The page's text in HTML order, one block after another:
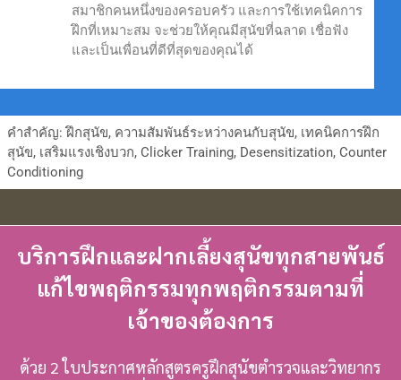
สมาชิกคนหนึ่งของครอบครัว และการใช้เทคนิคการ
ฝึกที่เหมาะสม จะช่วยให้คุณมีสุนัขที่ฉลาด เชื่อฟัง
และเป็นเพื่อนที่ดีที่สุดของคุณได้
คำสำคัญ: ฝึกสุนัข, ความสัมพันธ์ระหว่างคนกับสุนัข, เทคนิคการฝึก
สุนัข, เสริมแรงเชิงบวก, Clicker Training, Desensitization, Counter
Conditioning
บริการฝึกและฝากเลี้ยงสุนัขทุกสายพันธ์
แก้ไขพฤติกรรมทุกพฤติกรรมตามที่
เจ้าของต้องการ
ด้วย 2 ใบประกาศหลักสูตรครูฝึกสุนัขตำรวจและวิทยากร